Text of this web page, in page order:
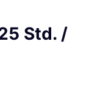
Std. /